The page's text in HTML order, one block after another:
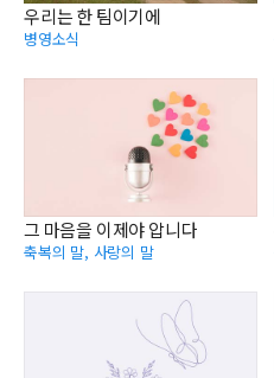
우리는 한 팀이기에
병영소식
그 마음을 이제야 압니다
축복의 말, 사랑의 말